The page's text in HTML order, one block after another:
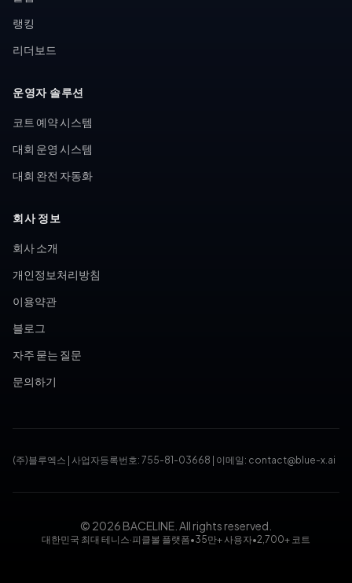
랭킹
리더보드
운영자 솔루션
코트 예약 시스템
대회 운영 시스템
대회 완전 자동화
회사 정보
회사 소개
개인정보처리방침
이용약관
블로그
자주 묻는 질문
문의하기
(주)블루엑스 사업자등록번호: 755-81-03668 이메일: contact@blue-x.ai
© 2026 BACELINE. All rights reserved.
대한민국 최대 테니스·피클볼 플랫폼•35만+ 사용자•2,700+ 코트